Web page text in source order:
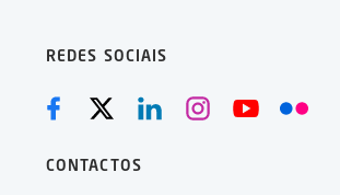
REDES SOCIAIS
CONTACTOS